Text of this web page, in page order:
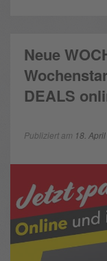
Neue
DEALS
Publiziert am 18.